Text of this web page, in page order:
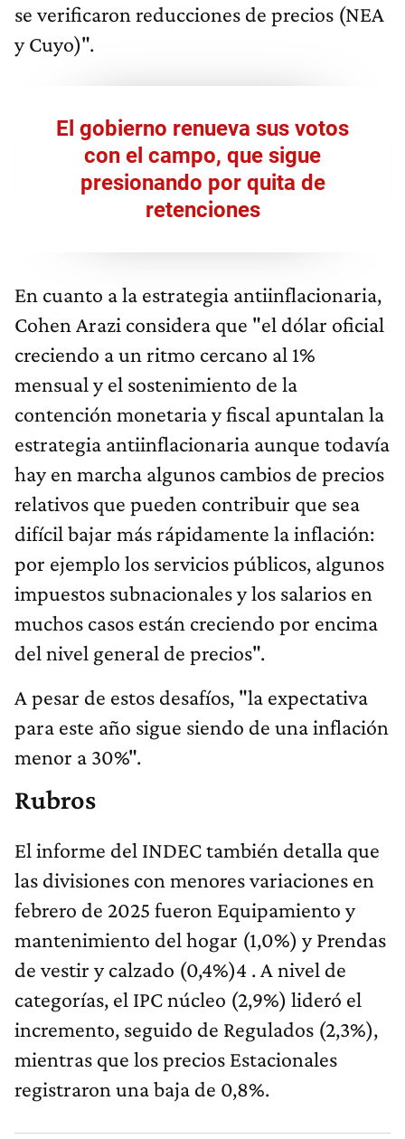
se verificaron reducciones de precios (NEA
y Cuyo)".
El gobierno renueva sus votos
con el campo, que sigue
presionando por quita de
retenciones
En cuanto a la estrategia antiinflacionaria,
Cohen Arazi considera que "el dólar oficial
creciendo a un ritmo cercano al 1%
mensual y el sostenimiento de la
contención monetaria y fiscal apuntalan la
estrategia antiinflacionaria aunque todavía
hay en marcha algunos cambios de precios
relativos que pueden contribuir que sea
difícil bajar más rápidamente la inflación:
por ejemplo los servicios públicos, algunos
impuestos subnacionales y los salarios en
muchos casos están creciendo por encima
del nivel general de precios".
A pesar de estos desafíos, "la expectativa
para este año sigue siendo de una inflación
menor a 30%".
Rubros
El informe del INDEC también detalla que
las divisiones con menores variaciones en
febrero de 2025 fueron Equipamiento y
mantenimiento del hogar (1,0%) y Prendas
de vestir y calzado (0,4%)4 . A nivel de
categorías, el IPC núcleo (2,9%) lideró el
incremento, seguido de Regulados (2,3%),
mientras que los precios Estacionales
registraron una baja de 0,8%.